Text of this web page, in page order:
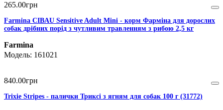
265.00грн
Farmina CIBAU Sensitive Adult Mini - корм Фарміна для дорослих
собак дрібних порід з чутливим травленням з рибою 2,5 кг
Farmina
161021
840.00грн
Trixie Stripes - палички Триксі з ягням для собак 100 г (31772)